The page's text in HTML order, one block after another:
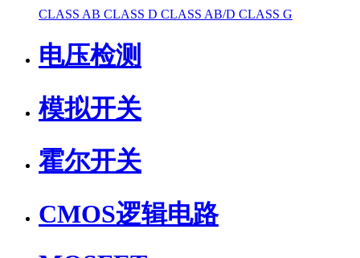
CLASS AB CLASS D CLASS AB/D CLASS G
电压检测
模拟开关
霍尔开关
CMOS逻辑电路